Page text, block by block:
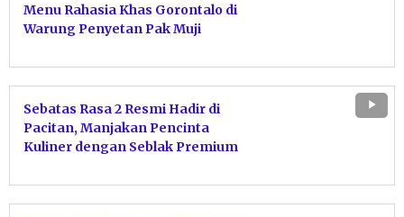
Menu Rahasia Khas Gorontalo di
Warung Penyetan Pak Muji
Sebatas Rasa 2 Resmi Hadir di
Pacitan, Manjakan Pencinta
Kuliner dengan Seblak Premium